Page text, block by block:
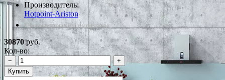
Производитель:
Hotpoint-Ariston
*Наличие уточняйте у менеджера
30870руб.
Кол-во:
−
+
Купить